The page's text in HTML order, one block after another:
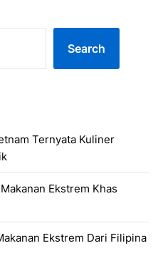
Search
Ternyata Kuliner
Ekstrem Khas
Ekstrem Dari Filipina